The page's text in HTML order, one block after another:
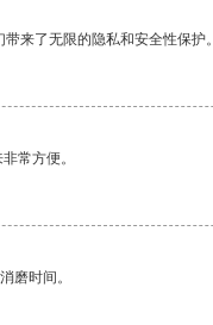
来了无限的隐私和安全性保护。
常方便。
磨时间。